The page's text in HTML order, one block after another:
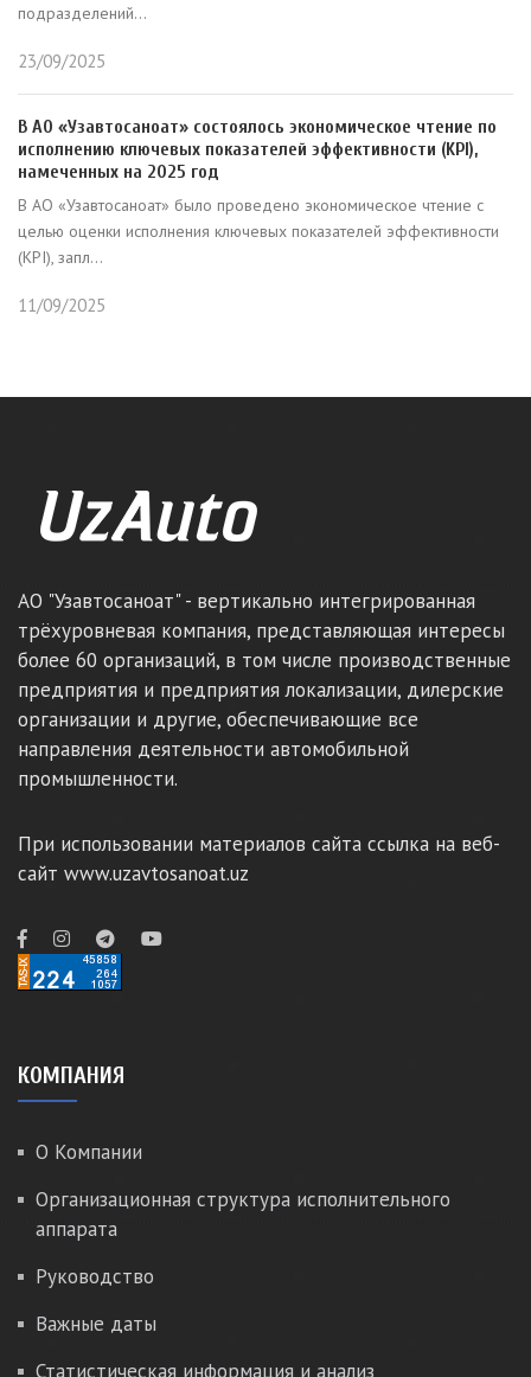
подразделений...
23/09/2025
В АО «Узавтосаноат» состоялось экономическое чтение по
исполнению ключевых показателей эффективности (KPI),
намеченных на 2025 год
В АО «Узавтосаноат» было проведено экономическое чтение с
целью оценки исполнения ключевых показателей эффективности
(KPI), запл...
11/09/2025
АО "Узавтосаноат" - вертикально интегрированная
трёхуровневая компания, представляющая интересы
более 60 организаций, в том числе производственные
предприятия и предприятия локализации, дилерские
организации и другие, обеспечивающие все
направления деятельности автомобильной
промышленности.
При использовании материалов сайта ссылка на веб-
сайт www.uzavtosanoat.uz
КОМПАНИЯ
О Компании
Организационная структура исполнительного
аппарата
Руководство
Важные даты
Статистическая информация и анализ